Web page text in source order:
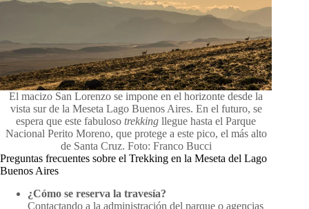
El macizo San Lorenzo se impone en el horizonte desde la
vista sur de la Meseta Lago Buenos Aires. En el futuro, se
espera que este fabulosotrekking llegue hasta el Parque
Nacional Perito Moreno, que protege a este pico, el más alto
de Santa Cruz. Foto: Franco Bucci
Preguntas frecuentes sobre el Trekking en la Meseta del Lago
Buenos Aires
¿Cómo se reserva la travesía?
Contactando a la administración del parque o agencias